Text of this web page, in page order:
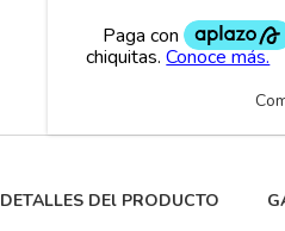
DETALLES DEl PRODUCTO